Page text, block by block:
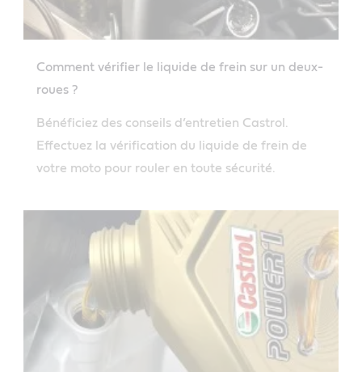
Comment vérifier le liquide de frein sur un deux-
roues ?
Bénéficiez des conseils d’entretien Castrol.
Effectuez la vérification du liquide de frein de
votre moto pour rouler en toute sécurité.